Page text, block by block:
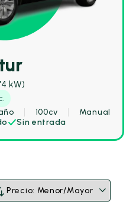
kW)
100cv
Manual
Sin entrada